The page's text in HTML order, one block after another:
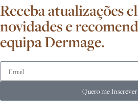
Receba atualizações
novidades e
equipa Dermage.
Quero me Inscrever